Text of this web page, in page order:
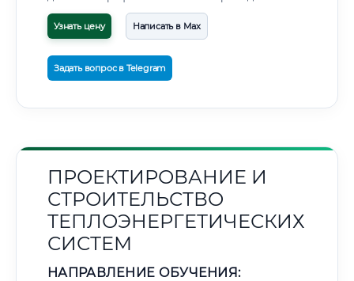
Узнать цену Написать в Max
Задать вопрос в Telegram
ПРОЕКТИРОВАНИЕ И
СТРОИТЕЛЬСТВО
ТЕПЛОЭНЕРГЕТИЧЕСКИХ
СИСТЕМ
НАПРАВЛЕНИЕ ОБУЧЕНИЯ: